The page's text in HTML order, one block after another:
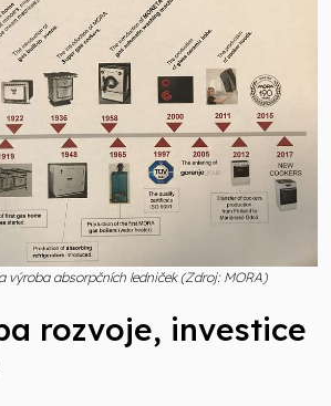
výroba absorpčních ledniček (Zdroj: MORA)
rozvoje, investice